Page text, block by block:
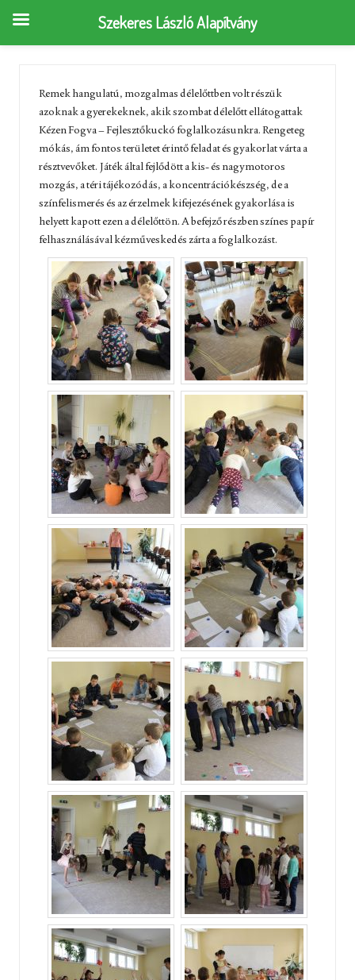
Remek hangulatú, mozgalmas délelőttben volt részük
azoknak a gyerekeknek, akik szombat délelőtt ellátogattak
Kézen Fogva – Fejlesztőkuckó foglalkozásunkra. Rengeteg
mókás, ám fontos területet érintő feladat és gyakorlat várta a
résztvevőket. Játék által fejlődött a kis- és nagymotoros
mozgás, a téri tájékozódás, a koncentrációkészség, de a
színfelismerés és az érzelmek kifejezésének gyakorlása is
helyett kapott ezen a délelőttön. A befejző részben színes papír
felhasználásával kézműveskedés zárta a foglalkozást.
Szekeres László Alapítvány